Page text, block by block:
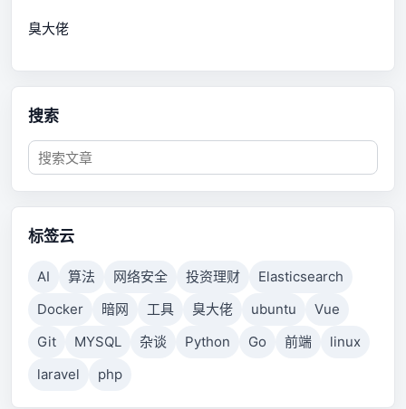
臭大佬
搜索
标签云
AI 算法 网络安全 投资理财
Elasticsearch
Docker
暗网 工具 臭大佬 ubuntu
Vue
Git
MYSQL 杂谈 Python Go 前端
linux
laravel
php